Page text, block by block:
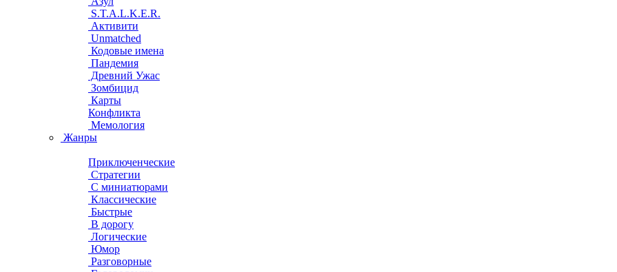
S.T.A.L.K.E.R.
Активити
Unmatched
Кодовые имена
Пандемия
Древний Ужас
Зомбицид
Карты
Конфликта
Мемология
Жанры
Приключенческие
Стратегии
С миниатюрами
Классические
Быстрые
В дорогу
Логические
Юмор
Разговорные